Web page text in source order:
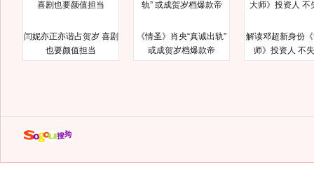
闫妮亦正亦谐占贺岁 喜剧
也要颜值担当
《情圣》肖央“真诚出轨”
或成贺岁档爆款帝
解读邓超新身份
师》投资人 不